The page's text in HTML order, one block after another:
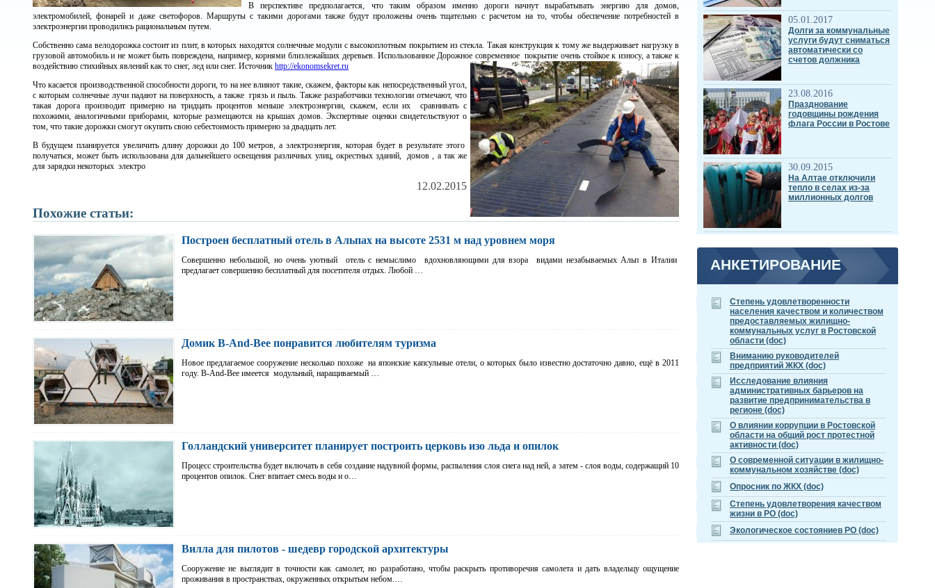
В перспективе предполагается, что таким образом именно дороги начнут вырабатывать энергию для домов,
электромобилей, фонарей и даже светофоров. Маршруты с такими дорогами также будут проложены очень тщательно с расчетом на то, чтобы обеспечение потребностей в
электроэнергии проводились рациональным путем.
Собственно сама велодорожка состоит из плит, в которых находятся солнечные модули с высокоплотным покрытием из стекла. Такая конструкция к тому же выдерживает нагрузку в
грузовой автомобиль и не может быть повреждена, например, корнями близлежайших деревьев. Использованное Дорожное современное покрытие очень стойкое к износу, а также к
воздействию стихийных явлений как то снег, лед или снег. Источник http://ekonomsekret.ru
Что касается производственной способности дороги, то на нее влияют такие, скажем, факторы как непосредственный угол,
с которым солнечные лучи падают на поверхность, а также грязь и пыль. Также разработчики технологии отмечают, что
такая дорога производит примерно на тридцать процентов меньше электроэнергии, скажем, если их сравнивать с
похожими, аналогичными приборами, которые размещаются на крышах домов. Экспертные оценки свидетельствуют о
том, что такие дорожки смогут окупить свою себестоимость примерно за двадцать лет.
В будущем планируется увеличить длину дорожки до 100 метров, а электроэнергия, которая будет в результате этого
получаться, может быть использована для дальнейшего освещения различных улиц, окрестных зданий, домов , а так же
для зарядки некоторых электро
12.02.2015
Похожие статьи:
Построен бесплатный отель в Альпах на высоте 2531 м над уровнем моря
Совершенно небольшой, но очень уютный отель с немыслимо вдохновляющими для взора видами незабываемых Альп в Италии
предлагает совершенно бесплатный для посетителя отдых. Любой …
Домик B-And-Bee понравится любителям туризма
Новое предлагаемое сооружение несколько похоже на японские капсульные отели, о которых было известно достаточно давно, ещё в 2011
году. B-And-Bee имеется модульный, наращиваемый …
Голландский университет планирует построить церковь изо льда и опилок
Процесс строительства будет включать в себя создание надувной формы, распыления слоя снега над ней, а затем - слоя воды, содержащий 10
процентов опилок. Снег впитает смесь воды и о…
Вилла для пилотов - шедевр городской архитектуры
Сооружение не выглядит в точности как самолет, но разработано, чтобы раскрыть противоречия самолета и дать владельцу ощущение
проживания в пространствах, окруженных открытым небом.…
05.01.2017
Долги за коммунальные
услуги будут сниматься
автоматически со
счетов должника
23.08.2016
Празднование
годовщины рождения
флага России в Ростове
30.09.2015
На Алтае отключили
тепло в селах из-за
миллионных долгов
АНКЕТИРОВАНИЕ
Cтепень удовлетворенности
населения качеством и количеством
предоставляемых жилищно-
коммунальных услуг в Ростовской
области (doc)
Вниманию руководителей
предприятий ЖКХ (doc)
Исследование влияния
административных барьеров на
развитие предпринимательства в
регионе (doc)
О влиянии коррупции в Ростовской
области на общий рост протестной
активности (doc)
О современной ситуации в жилищно-
коммунальном хозяйстве (doc)
Опросник по ЖКХ (doc)
Степень удовлетворения качеством
жизни в РО (doc)
Экологическое состояниев РО (doc)